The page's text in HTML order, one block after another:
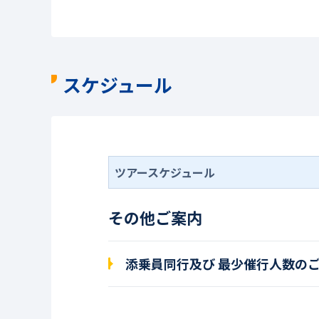
スケジュール
ツアースケジュール
その他ご案内
添乗員同行及び 最少催行人数の